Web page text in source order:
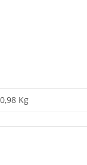
0,98 Kg